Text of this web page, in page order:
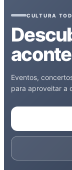
CULTURA
Eventos,
para aproveitar a